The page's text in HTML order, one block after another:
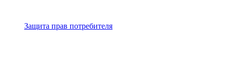
Защита прав потребителя